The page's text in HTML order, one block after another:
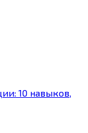
10 навыков,